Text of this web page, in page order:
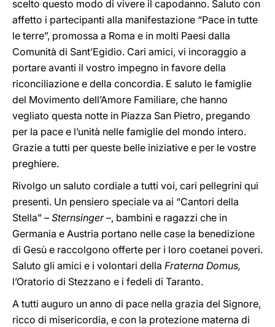
scelto questo modo di vivere il capodanno. Saluto con
affetto i partecipanti alla manifestazione “Pace in tutte
le terre”, promossa a Roma e in molti Paesi dalla
Comunità di Sant’Egidio. Cari amici, vi incoraggio a
portare avanti il vostro impegno in favore della
riconciliazione e della concordia. E saluto le famiglie
del Movimento dell’Amore Familiare, che hanno
vegliato questa notte in Piazza San Pietro, pregando
per la pace e l’unità nelle famiglie del mondo intero.
Grazie a tutti per queste belle iniziative e per le vostre
preghiere.
Rivolgo un saluto cordiale a tutti voi, cari pellegrini qui
presenti. Un pensiero speciale va ai “Cantori della
Stella” – Sternsinger–, bambini e ragazzi che in
Germania e Austria portano nelle case la benedizione
di Gesù e raccolgono offerte per i loro coetanei poveri.
Saluto gli amici e i volontari della Fraterna Domus,
l’Oratorio di Stezzano e i fedeli di Taranto.
A tutti auguro un anno di pace nella grazia del Signore,
ricco di misericordia, e con la protezione materna di